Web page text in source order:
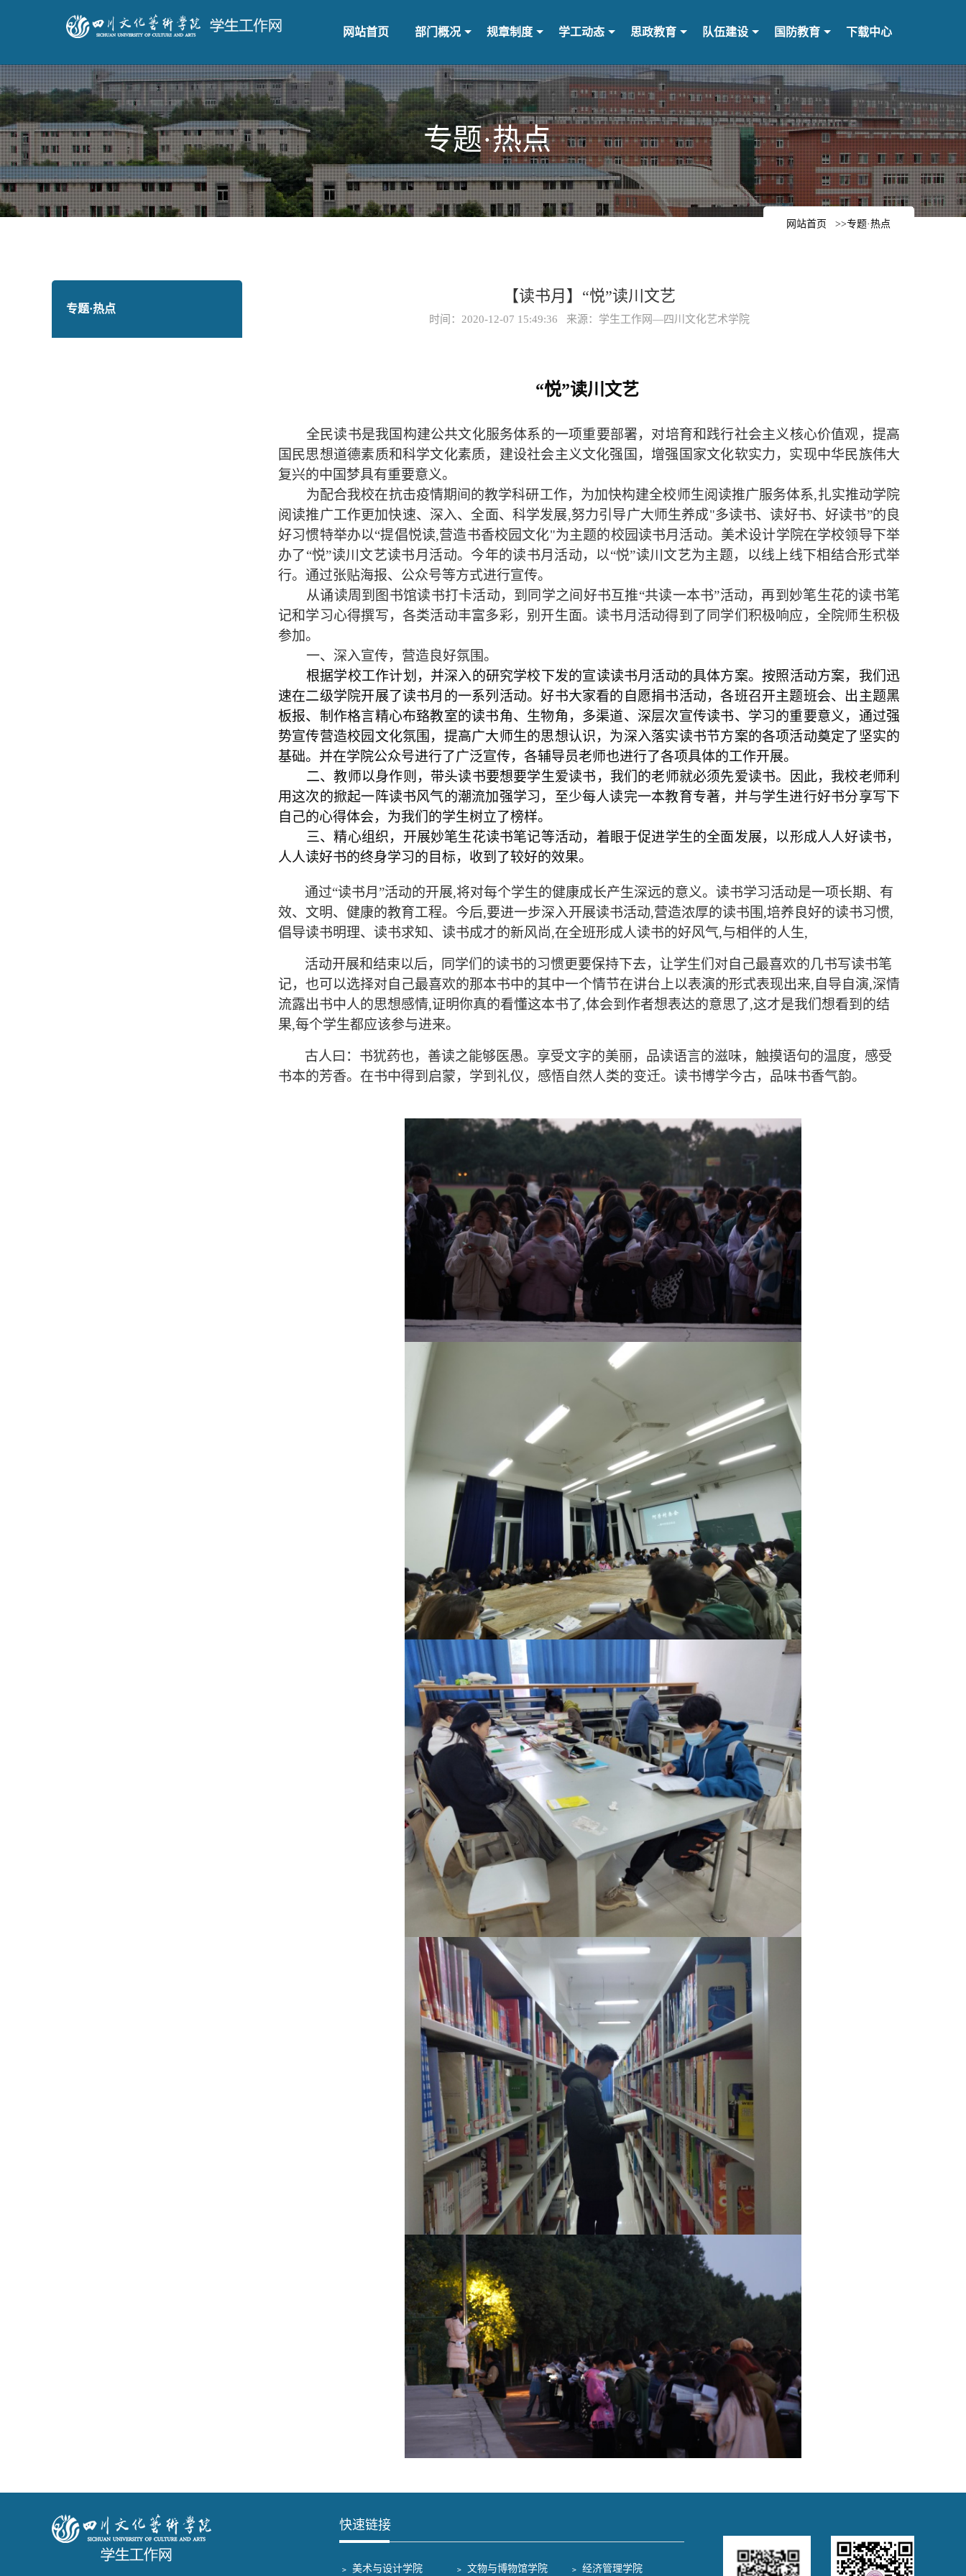
专题·热点
网站首页 >>专题·热点
专题·热点
【读书月】“悦”读川文艺
时间：2020-12-07 15:49:36 来源：学生工作网—四川文化艺术学院
“悦”读川文艺
全民读书是我国构建公共文化服务体系的一项重要部署，对培育和践行社会主义核心价值观，提高
国民思想道德素质和科学文化素质，建设社会主义文化强国，增强国家文化软实力，实现中华民族伟大
复兴的中国梦具有重要意义。
为配合我校在抗击疫情期间的教学科研工作，为加快构建全校师生阅读推广服务体系,扎实推动学院
阅读推广工作更加快速、深入、全面、科学发展,努力引导广大师生养成"多读书、读好书、好读书”的良
好习惯特举办以“提倡悦读,营造书香校园文化"为主题的校园读书月活动。美术设计学院在学校领导下举
办了“悦”读川文艺读书月活动。今年的读书月活动，以“悦”读川文艺为主题，以线上线下相结合形式举
行。通过张贴海报、公众号等方式进行宣传。
从诵读周到图书馆读书打卡活动，到同学之间好书互推“共读一本书”活动，再到妙笔生花的读书笔
记和学习心得撰写，各类活动丰富多彩，别开生面。读书月活动得到了同学们积极响应，全院师生积极
参加。
一、 深入宣传，营造良好氛围。
根据学校工作计划，并深入的研究学校下发的宣读读书月活动的具体方案。按照活动方案，我们迅
速在二级学院开展了读书月的一系列活动。好书大家看的自愿捐书活动，各班召开主题班会、出主题黑
板报、制作格言精心布臵教室的读书角、生物角，多渠道、深层次宣传读书、学习的重要意义，通过强
势宣传营造校园文化氛围，提高广大师生的思想认识，为深入落实读书节方案的各项活动奠定了坚实的
基础。并在学院公众号进行了广泛宣传，各辅导员老师也进行了各项具体的工作开展。
二、教师以身作则，带头读书要想要学生爱读书，我们的老师就必须先爱读书。因此，我校老师利
用这次的掀起一阵读书风气的潮流加强学习，至少每人读完一本教育专著，并与学生进行好书分享写下
自己的心得体会，为我们的学生树立了榜样。
三、精心组织，开展妙笔生花读书笔记等活动，着眼于促进学生的全面发展，以形成人人好读书，
人人读好书的终身学习的目标，收到了较好的效果。
通过“读书月”活动的开展,将对每个学生的健康成长产生深远的意义。读书学习活动是一项长期、有
效、文明、健康的教育工程。今后,要进一步深入开展读书活动,营造浓厚的读书围,培养良好的读书习惯,
倡导读书明理、读书求知、读书成才的新风尚,在全班形成人读书的好风气,与相伴的人生,
活动开展和结束以后，同学们的读书的习惯更要保持下去，让学生们对自己最喜欢的几书写读书笔
记，也可以选择对自己最喜欢的那本书中的其中一个情节在讲台上以表演的形式表现出来,自导自演,深情
流露出书中人的思想感情,证明你真的看懂这本书了,体会到作者想表达的意思了,这才是我们想看到的结
果,每个学生都应该参与进来。
古人曰：书犹药也，善读之能够医愚。享受文字的美丽，品读语言的滋味，触摸语句的温度，感受
书本的芳香。在书中得到启蒙，学到礼仪，感悟自然人类的变迁。读书博学今古，品味书香气韵。
快速链接
﹥ 美术与设计学院 ﹥ 文物与博物馆学院 ﹥ 经济管理学院
网站首页 部门概况 规章制度 学工动态 思政教育 队伍建设 国防教育 下载中心